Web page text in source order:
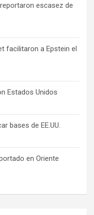
escasez de
facilitaron a Epstein el
Estados Unidos
bases de EE.UU.
en Oriente